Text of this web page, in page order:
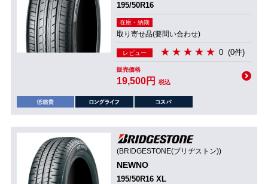
195/50R16
在庫・納期
取り寄せ品(要問い合わせ)
レビュー 0 (0件)
販売価格
19,500円 税込
(BRIDGESTONE(ブリヂストン))
NEWNO
195/50R16 XL